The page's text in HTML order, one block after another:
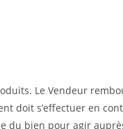
Le Vendeur
doit s’effectuer en
du bien pour agir